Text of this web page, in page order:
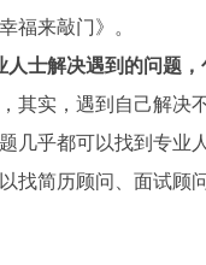
福来敲门》。
人士解决遇到的问题
其实，遇到自己解决
几乎都可以找到专业
找简历顾问、面试顾